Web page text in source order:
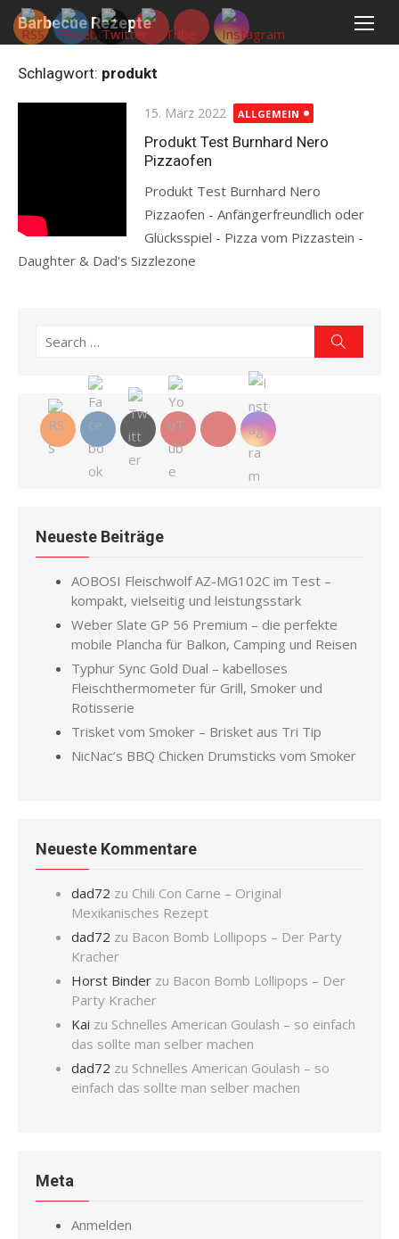
Skip
Barbecue Rezepte
Schlagwort: produkt
Posted
on
15. März 2022 ALLGEMEIN
Produkt Test Burnhard Nero
Pizzaofen
Produkt Test Burnhard Nero
Pizzaofen - Anfängerfreundlich oder
Glücksspiel - Pizza vom Pizzastein -
Daughter & Dad's Sizzlezone
Search
Neueste Beiträge
AOBOSI Fleischwolf AZ-MG102C im Test –
kompakt, vielseitig und leistungsstark
Weber Slate GP 56 Premium – die perfekte
mobile Plancha für Balkon, Camping und Reisen
Typhur Sync Gold Dual – kabelloses
Fleischthermometer für Grill, Smoker und
Rotisserie
Trisket vom Smoker – Brisket aus Tri Tip
NicNac’s BBQ Chicken Drumsticks vom Smoker
Neueste Kommentare
dad72 zu Chili Con Carne – Original
Mexikanisches Rezept
dad72 zu Bacon Bomb Lollipops – Der Party
Kracher
Horst Binder zu Bacon Bomb Lollipops – Der
Party Kracher
Kai zu Schnelles American Goulash – so einfach
das sollte man selber machen
dad72 zu Schnelles American Goulash – so
einfach das sollte man selber machen
Meta
Anmelden